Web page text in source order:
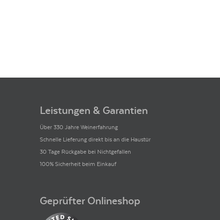
Leistungen & Garantien
Über 330 Jahre Weinerfahrung
Schnelle Lieferung direkt bis an die Haustür
30 Tage Rückgabe bei Nichtgefallen
100% Sicherheit beim Einkauf
Geprüfter Onlineshop